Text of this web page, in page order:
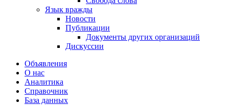
Язык вражды
Новости
Публикации
Документы других организаций
Дискуссии
Объявления
О нас
Аналитика
Справочник
База данных